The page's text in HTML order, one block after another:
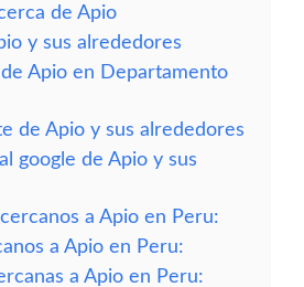
de Apio
y sus alrededores
Apio en Departamento
de Apio y sus alrededores
google de Apio y sus
a Apio en Peru:
a Apio en Peru:
a Apio en Peru: